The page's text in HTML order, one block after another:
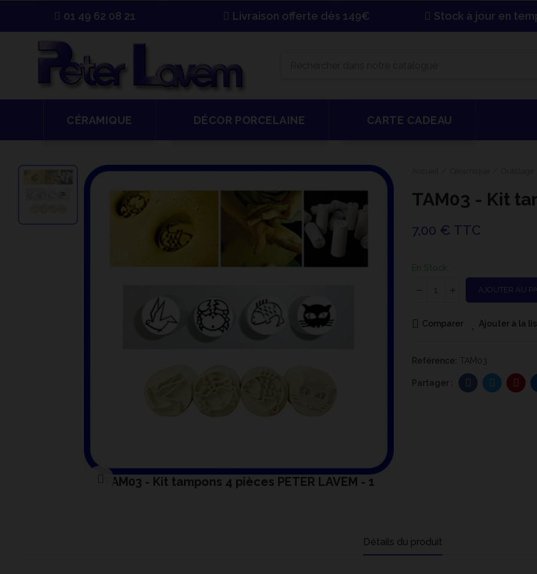
01 49 62 08 21 Livraison offerte dès 149€ Stock à jour en
CÉRAMIQUE DÉCOR PORCELAINE CARTE CADEAU
TAM03 - Kit tampons 4 pièces PETER LAVEM - 1
Cliquer pour agrandir
TAM03 - Kit
7,00 € TTC
En Stock
AJOUTER AU
Comparer Ajouter à la
Reférence: TAM03
Détails du produit